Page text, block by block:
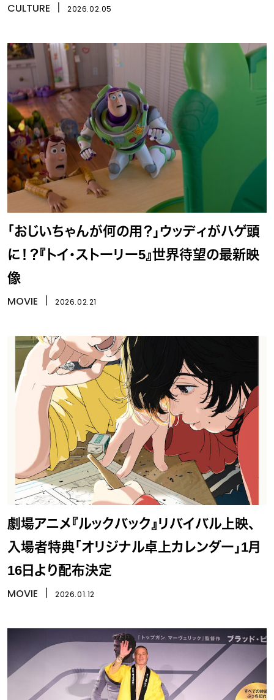
CULTURE 2026.02.05
「おじいちゃんが何の用？」ウッディがハゲ頭
に！？『トイ・ストーリー5』世界待望の最新映
像
MOVIE 2026.02.21
劇場アニメ『ルックバック』リバイバル上映、
入場者特典「オリジナル卓上カレンダー」1月
16日より配布決定
MOVIE 2026.01.12